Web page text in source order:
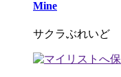
Mine
サクラぶれいど